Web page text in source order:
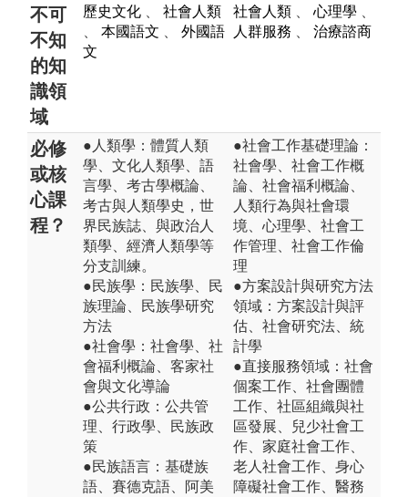
不可
不知
的知
識領
域
歷史文化
社會人類
本國語文
外國語
文
社會人類 心理學
人群服務
治療諮商
必修
或核
心課
程？
●人類學：體質人類
學、文化人類學、語
言學、考古學概論、
考古與人類學史，世
界民族誌、與政治人
類學、經濟人類學等
分支訓練。
●民族學：民族學、民
族理論、民族學研究
方法
●社會學：社會學、社
會福利概論、客家社
會與文化導論
●公共行政：公共管
理、行政學、民族政
策
●民族語言：基礎族
語、賽德克語、阿美
●社會工作基礎理論：
社會學、社會工作概
論、社會福利概論、
人類行為與社會環
境、心理學、社會工
作管理、社會工作倫
理
●方案設計與研究方法
領域：方案設計與評
估、社會研究法、統
計學
●直接服務領域：社會
個案工作、社會團體
工作、社區組織與社
區發展、兒少社會工
作、家庭社會工作、
老人社會工作、身心
障礙社會工作、醫務